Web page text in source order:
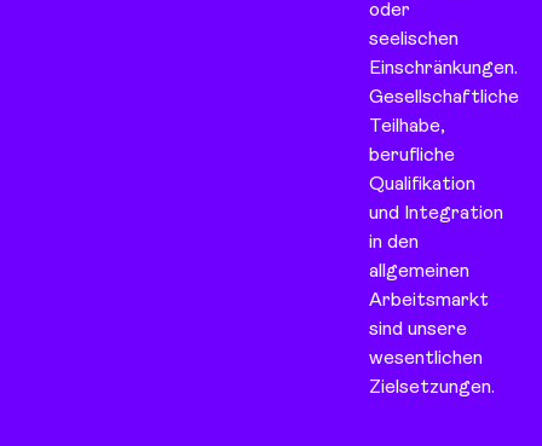
oder
seelischen
Einschränkungen.
Gesellschaftliche
Teilhabe,
berufliche
Qualifikation
und Integration
in den
allgemeinen
Arbeitsmarkt
sind unsere
wesentlichen
Zielsetzungen.